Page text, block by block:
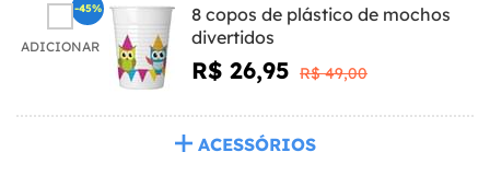
ADICIONAR
8 copos de plástico de mochos
divertidos
R$ 26,95 R$ 49,00
-45%
ACESSÓRIOS